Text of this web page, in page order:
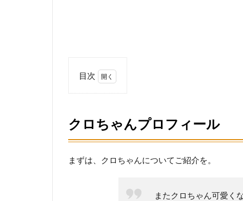
目次
ち
ん
プ
ロ
クロちゃんプロフィール
まずは、クロちゃんについてご紹介を。
またクロちゃん可愛く